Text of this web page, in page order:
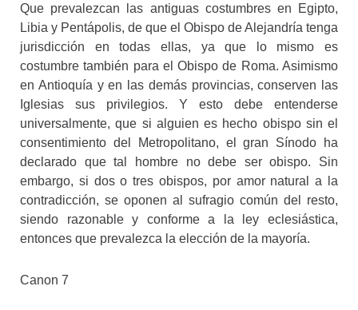
Que prevalezcan las antiguas costumbres en Egipto,
Libia y Pentápolis, de que el Obispo de Alejandría tenga
jurisdicción en todas ellas, ya que lo mismo es
costumbre también para el Obispo de Roma. Asimismo
en Antioquía y en las demás provincias, conserven las
Iglesias sus privilegios. Y esto debe entenderse
universalmente, que si alguien es hecho obispo sin el
consentimiento del Metropolitano, el gran Sínodo ha
declarado que tal hombre no debe ser obispo. Sin
embargo, si dos o tres obispos, por amor natural a la
contradicción, se oponen al sufragio común del resto,
siendo razonable y conforme a la ley eclesiástica,
entonces que prevalezca la elección de la mayoría.
Canon 7